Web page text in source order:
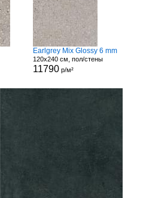
Earlgrey Mix Glossy 6 mm
120x240 см, пол/стены
11790 р/м²